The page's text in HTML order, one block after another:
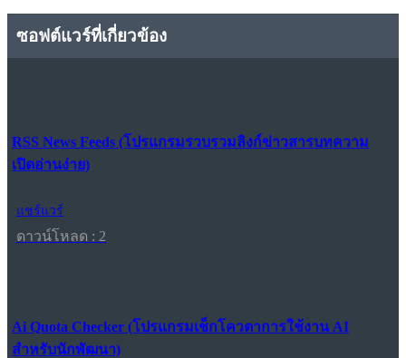
ซอฟต์แวร์ที่เกี่ยวข้อง
RSS News Feeds (โปรแกรมรวบรวมลิงก์ข่าวสารบทความ
เปิดอ่านง่าย)
แชร์แวร์
ดาวน์โหลด : 2
Ai Quota Checker (โปรแกรมเช็กโควตาการใช้งาน AI
สำหรับนักพัฒนา)